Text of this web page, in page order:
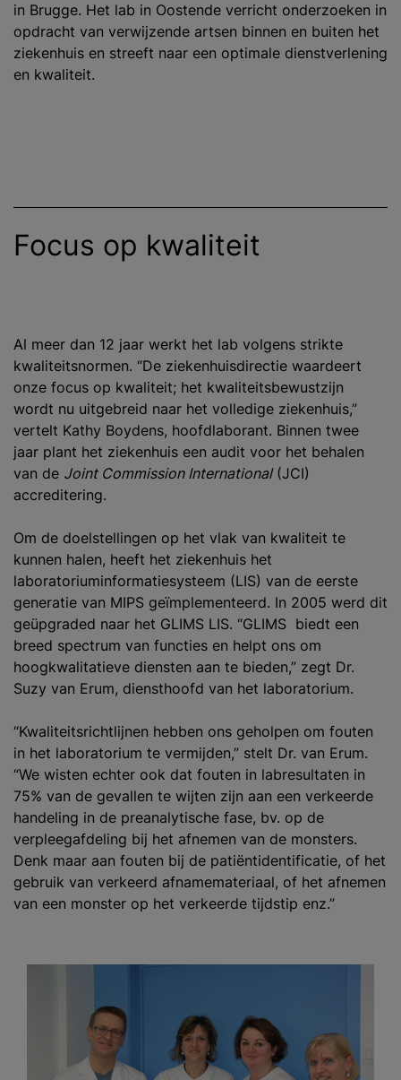
in Brugge. Het lab in Oostende verricht onderzoeken in
opdracht van verwijzende artsen binnen en buiten het
ziekenhuis en streeft naar een optimale dienstverlening
en kwaliteit.
Focus op kwaliteit
Al meer dan 12 jaar werkt het lab volgens strikte
kwaliteitsnormen. “De ziekenhuisdirectie waardeert
onze focus op kwaliteit; het kwaliteitsbewustzijn
wordt nu uitgebreid naar het volledige ziekenhuis,”
vertelt Kathy Boydens, hoofdlaborant. Binnen twee
jaar plant het ziekenhuis een audit voor het behalen
van de Joint Commission International(JCI)
accreditering.
Om de doelstellingen op het vlak van kwaliteit te
kunnen halen, heeft het ziekenhuis het
laboratoriuminformatiesysteem (LIS) van de eerste
generatie van MIPS geïmplementeerd. In 2005 werd dit
geüpgraded naar het GLIMS LIS. “GLIMS biedt een
breed spectrum van functies en helpt ons om
hoogkwalitatieve diensten aan te bieden,” zegt Dr.
Suzy van Erum, diensthoofd van het laboratorium.
“Kwaliteitsrichtlijnen hebben ons geholpen om fouten
in het laboratorium te vermijden,” stelt Dr. van Erum.
“We wisten echter ook dat fouten in labresultaten in
75% van de gevallen te wijten zijn aan een verkeerde
handeling in de preanalytische fase, bv. op de
verpleegafdeling bij het afnemen van de monsters.
Denk maar aan fouten bij de patiëntidentificatie, of het
gebruik van verkeerd afnamemateriaal, of het afnemen
van een monster op het verkeerde tijdstip enz.”